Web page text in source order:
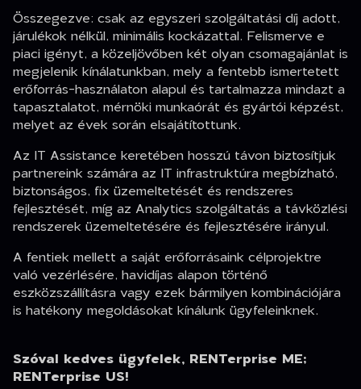
Összegezve: csak az egyszeri szolgáltatási díj adott,
járulékok nélkül, minimális kockázattal. Felismerve e
piaci igényt, a közeljövőben két olyan csomagajánlat is
megjelenik kínálatunkban, mely a fentebb ismertetett
erőforrás-használaton alapul és tartalmazza mindazt a
tapasztalatot, mérnöki munkaórát és gyártói képzést,
melyet az évek során elsajátítottunk.
Az IT Assistance keretében hosszú távon biztosítjuk
partnereink számára az IT infrastruktúra megbízható,
biztonságos, fix üzemeltetését és rendszeres
fejlesztését, míg az Analytics szolgáltatás a távközlési
rendszerek üzemeltetésére és fejlesztésére irányul.
A fentiek mellett a saját erőforrásaink célprojektre
való vezérlésére, havidíjas alapon történő
eszközszállításra vagy ezek bármilyen kombinációjára
is hatékony megoldásokat kínálunk ügyfeleinknek.
Szóval kedves ügyfelek, RENTerprise ME;
RENTerprise US!